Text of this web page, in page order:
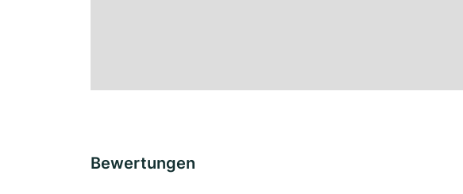
Bewertungen